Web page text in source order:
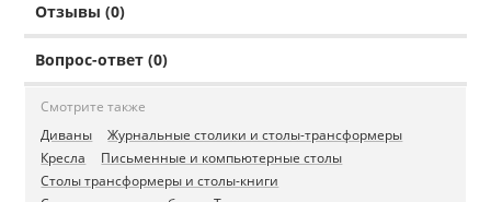
Отзывы (0)
Вопрос-ответ (0)
Смотрите также
Диваны
Журнальные столики и столы-трансформеры
Кресла
Письменные и компьютерные столы
Столы трансформеры и столы-книги